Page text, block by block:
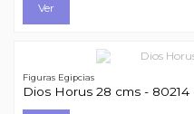
Ver
Figuras Egipcias
Dios Horus 28 cms - 80214